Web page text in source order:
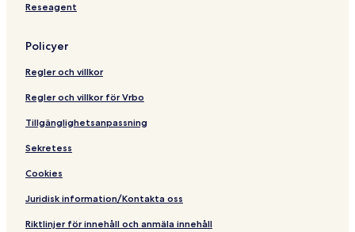
Reseagent
Policyer
Regler och villkor
Regler och villkor för Vrbo
Tillgänglighetsanpassning
Sekretess
Cookies
Juridisk information/Kontakta oss
Riktlinjer för innehåll och anmäla innehåll